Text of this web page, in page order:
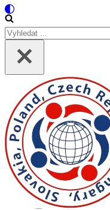
Vyhledat
...